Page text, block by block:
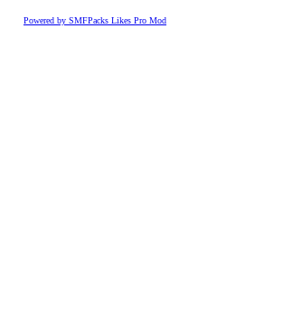
Powered by SMFPacks Likes Pro Mod